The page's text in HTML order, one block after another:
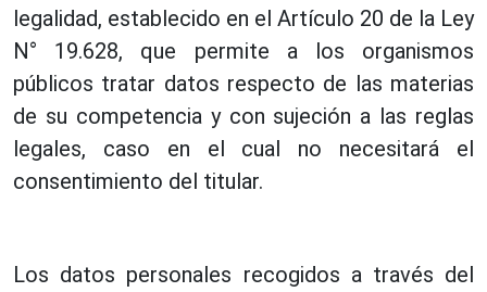
legalidad, establecido en el Artículo 20 de la Ley
N° 19.628, que permite a los organismos
públicos tratar datos respecto de las materias
de su competencia y con sujeción a las reglas
legales, caso en el cual no necesitará el
consentimiento del titular.
Los datos personales recogidos a través del